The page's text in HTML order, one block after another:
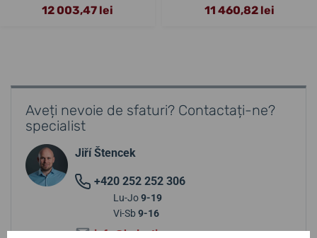
12 003,47 lei 11 460,82 lei
Aveți nevoie de sfaturi? Contactați-ne?
specialist
Jiří Štencek
+420 252 252 306
Lu-Jo9-19
Vi-Sb 9-16
info@helveti.ro